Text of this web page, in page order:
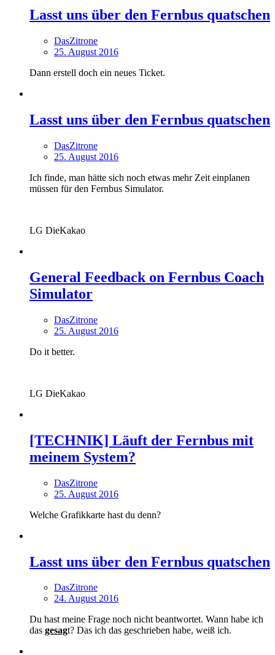
Lasst uns über den Fernbus quatschen
DasZitrone
25. August 2016
Dann erstell doch ein neues Ticket.
Lasst uns über den Fernbus quatschen
DasZitrone
25. August 2016
Ich finde, man hätte sich noch etwas mehr Zeit einplanen
müssen für den Fernbus Simulator.
LG DieKakao
General Feedback on Fernbus Coach
Simulator
DasZitrone
25. August 2016
Do it better.
LG DieKakao
[TECHNIK] Läuft der Fernbus mit
meinem System?
DasZitrone
25. August 2016
Welche Grafikkarte hast du denn?
Lasst uns über den Fernbus quatschen
DasZitrone
24. August 2016
Du hast meine Frage noch nicht beantwortet. Wann habe ich
das gesagt? Das ich das geschrieben habe, weiß ich.